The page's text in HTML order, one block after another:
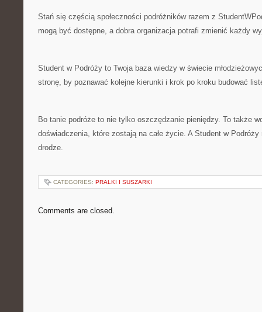
Stań się częścią społeczności podróżników razem z
mogą być dostępne, a dobra organizacja potrafi zmienić każdy
Student w Podróży to Twoja baza wiedzy w świecie
stronę, by poznawać kolejne kierunki i krok po kroku budować
Bo tanie podróże to nie tylko oszczędzanie pieniędzy. To także
doświadczenia, które zostają na całe życie. A Student w
drodze.
CATEGORIES: PRALKI I SUSZARKI
Comments are closed.